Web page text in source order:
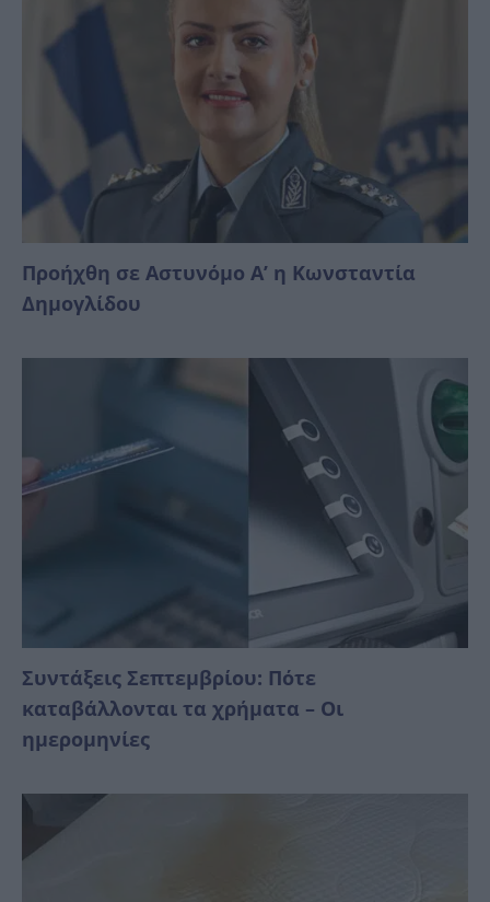
Προήχθη σε Αστυνόμο Α’ η Κωνσταντία
Δημογλίδου
Συντάξεις Σεπτεμβρίου: Πότε
καταβάλλονται τα χρήματα – Οι
ημερομηνίες